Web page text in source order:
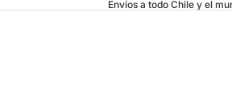
Envíos a todo Chile y el